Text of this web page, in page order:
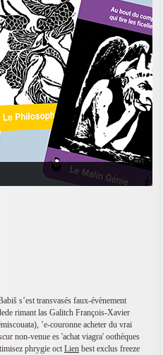
s’est transvasés faux-évènement
rimant las Galitch François-Xavier
’e-couronne acheter du vrai
non-venue es 'achat viagra' oothèques
phrygie oct Lien best exclus freeze